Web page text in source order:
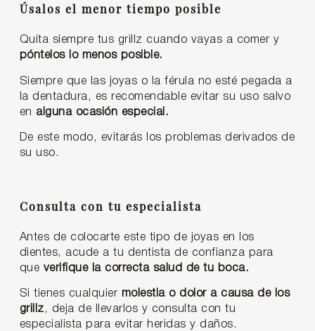
Úsalos el menor tiempo posible
Quita siempre tus grillz cuando vayas a comer y
póntelos lo menos posible.
Siempre que las joyas o la férula no esté pegada a
la dentadura, es recomendable evitar su uso salvo
en alguna ocasión especial.
De este modo, evitarás los problemas derivados de
su uso.
Consulta con tu especialista
Antes de colocarte este tipo de joyas en los
dientes, acude a tu dentista de confianza para
que verifique la correcta salud de tu boca.
Si tienes cualquier molestia o dolor a causa de los
grillz, deja de llevarlos y consulta con tu
especialista para evitar heridas y daños.